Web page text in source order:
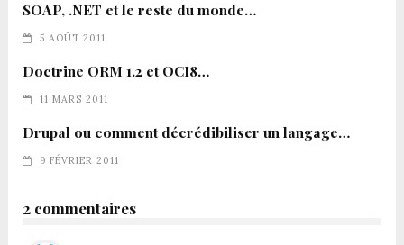
SOAP, .NET et le reste du monde…
5 AOÛT 2011
Doctrine ORM 1.2 et OCI8…
11 MARS 2011
Drupal ou comment décrédibiliser un langage…
9 FÉVRIER 2011
2 commentaires